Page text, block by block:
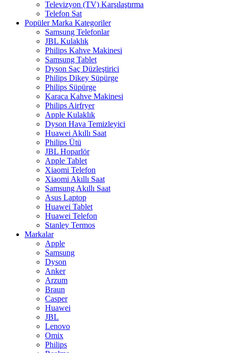
Televizyon (TV) Karşılaştırma
Telefon Sat
Popüler Marka Kategoriler
Samsung Telefonlar
JBL Kulaklık
Philips Kahve Makinesi
Samsung Tablet
Dyson Saç Düzleştirici
Philips Dikey Süpürge
Philips Süpürge
Karaca Kahve Makinesi
Philips Airfryer
Apple Kulaklık
Dyson Hava Temizleyici
Huawei Akıllı Saat
Philips Ütü
JBL Hoparlör
Apple Tablet
Xiaomi Telefon
Xiaomi Akıllı Saat
Samsung Akıllı Saat
Asus Laptop
Huawei Tablet
Huawei Telefon
Stanley Termos
Markalar
Apple
Samsung
Dyson
Anker
Arzum
Braun
Casper
Huawei
JBL
Lenovo
Omix
Philips